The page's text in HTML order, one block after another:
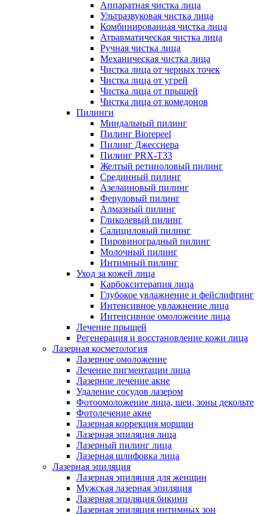
Аппаратная чистка лица
Ультразвуковая чистка лица
Комбинированная чистка лица
Атравматическая чистка лица
Ручная чистка лица
Механическая чистка лица
Чистка лица от черных точек
Чистка лица от угрей
Чистка лица от прыщей
Чистка лица от комедонов
Пилинги
Миндальный пилинг
Пилинг Biorepeel
Пилинг Джесснера
Пилинг PRX-T33
Желтый ретиноловый пилинг
Срединный пилинг
Азелаиновый пилинг
Феруловый пилинг
Алмазный пилинг
Гликолевый пилинг
Салициловый пилинг
Пировиноградный пилинг
Молочный пилинг
Интимный пилинг
Уход за кожей лица
Карбокситерапия лица
Глубокое увлажнение и фейслифтинг
Интенсивное увлажнение лица
Интенсивное омоложение лица
Лечение прыщей
Регенерация и восстановление кожи лица
Лазерная косметология
Лазерное омоложение
Лечение пигментации лица
Лазерное лечение акне
Удаление сосудов лазером
Фотоомоложение лица, шеи, зоны декольте
Фотолечение акне
Лазерная коррекция морщин
Лазерная эпиляция лица
Лазерный пилинг лица
Лазерная шлифовка лица
Лазерная эпиляция
Лазерная эпиляция для женщин
Мужская лазерная эпиляция
Лазерная эпиляция бикини
Лазерная эпиляция интимных зон